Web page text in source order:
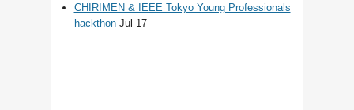
CHIRIMEN & IEEE Tokyo Young Professionals
hackthon Jul 17